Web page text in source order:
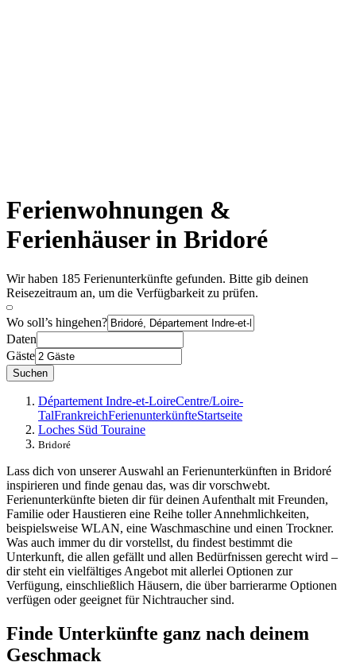
Ferienwohnungen &
Ferienhäuser in Bridoré
Wir haben 185 Ferienunterkünfte gefunden. Bitte gib deinen
Reisezeitraum an, um die Verfügbarkeit zu prüfen.
Wo soll’s hingehen?
Daten
Gäste
Suchen
Département Indre-et-LoireCentre/Loire-
TalFrankreichFerienunterkünfteStartseite
Loches Süd Touraine
Bridoré
Lass dich von unserer Auswahl an Ferienunterkünften in Bridoré
inspirieren und finde genau das, was dir vorschwebt.
Ferienunterkünfte bieten dir für deinen Aufenthalt mit Freunden,
Familie oder Haustieren eine Reihe toller Annehmlichkeiten,
beispielsweise WLAN, eine Waschmaschine und einen Trockner.
Was auch immer du dir vorstellst, du findest bestimmt die
Unterkunft, die allen gefällt und allen Bedürfnissen gerecht wird –
dir steht ein vielfältiges Angebot mit allerlei Optionen zur
Verfügung, einschließlich Häusern, die über barrierarme Optionen
verfügen oder geeignet für Nichtraucher sind.
Finde Unterkünfte ganz nach deinem
Geschmack